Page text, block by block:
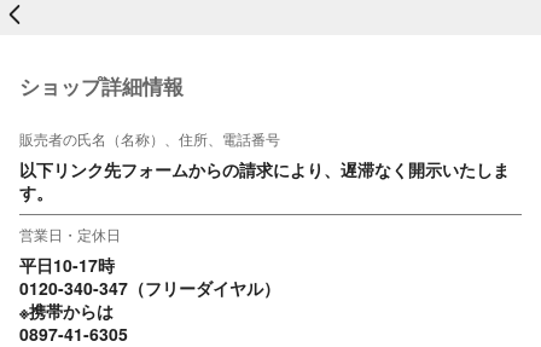
戻る
ショップ詳細情報
販売者の氏名（名称）、住所、電話番号
以下リンク先フォームからの請求により、遅滞なく開示いたしま
す。
営業日・定休日
平日10-17時
0120-340-347（フリーダイヤル）
※携帯からは
0897-41-6305